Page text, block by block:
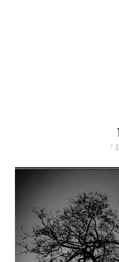
Сохранить моё имя,
Уведомить меня о
Уведомлять меня о
комментариях. А можно
7